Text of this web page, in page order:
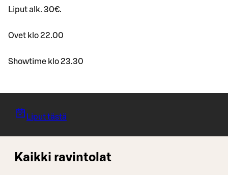
Liput alk. 30€.
Ovet klo 22.00
Showtime klo 23.30
Liput tästä
Kaikki ravintolat